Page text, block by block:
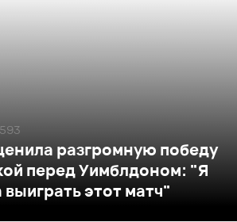
разгромную победу
перед Уимблдоном: "Я
выиграть этот матч"
593